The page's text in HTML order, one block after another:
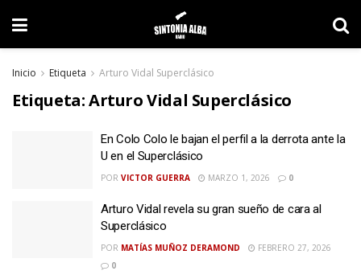
Inicio Etiqueta Arturo Vidal Superclásico
Etiqueta:Arturo Vidal Superclásico
En Colo Colo le bajan el perfil a la derrota ante la
U en el Superclásico
POR VICTOR GUERRA MARZO 1, 2026 0
Arturo Vidal revela su gran sueño de cara al
Superclásico
POR MATÍAS MUÑOZ DERAMOND
FEBRERO 27, 2026
0